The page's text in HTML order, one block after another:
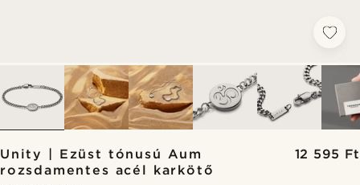
Unity | Ezüst tónusú Aum
rozsdamentes acél karkötő
12 595 Ft